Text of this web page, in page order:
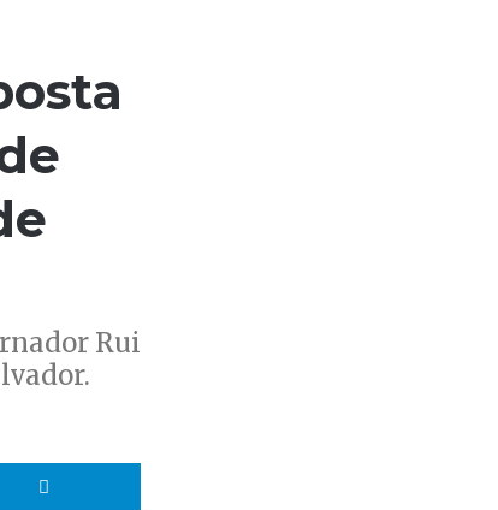
Rui
Telegram